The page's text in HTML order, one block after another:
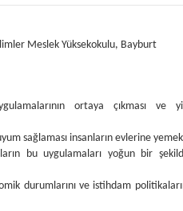
Meslek Yüksekokulu, Bayburt
ortaya çıkması ve
sağlaması insanların evlerine
bu uygulamaları yoğun bir
durumlarını ve istihdam